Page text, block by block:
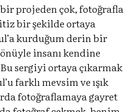
projeden çok, fotoğrafla
bir şekilde ortaya
kurduğum derin bir
insanı kendine
sergiyi ortaya çıkarmak
farklı mevsim ve ışık
fotoğraflamaya gayret